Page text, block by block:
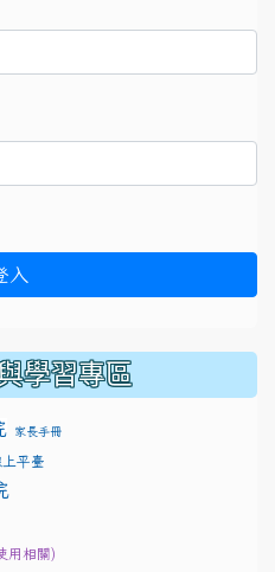
入
學習專區
家長手冊
平臺
https://sites.google.com/
用相關)